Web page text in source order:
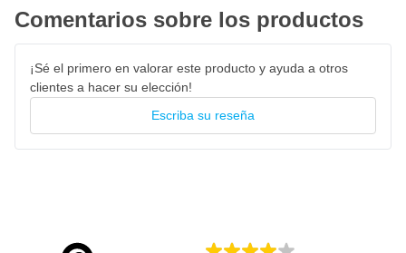
Granulometría muy fina de 1000 a P6000
Contiene un fuerte velcro para una buena adherencia a su
Envasado por grano como juego de 10 almohadillas de
espuma
Comentarios sobre los productos
¡Sé el primero en valorar este producto y ayuda a otros
clientes a hacer su elección!
Escriba su reseña